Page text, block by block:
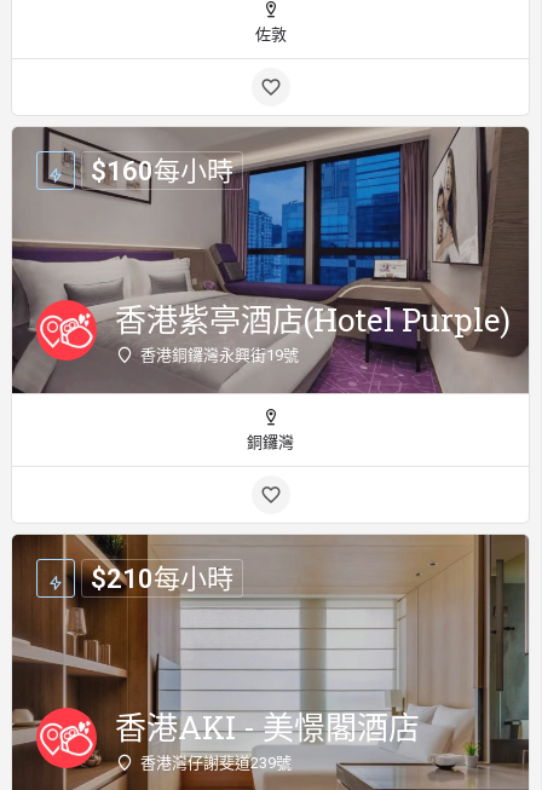
佐敦
香港紫亭酒店(Hotel Purple)
香港銅鑼灣永興街19號
$160每小時
銅鑼灣
香港AKI - 美憬閣酒店
香港灣仔謝斐道239號
$210每小時